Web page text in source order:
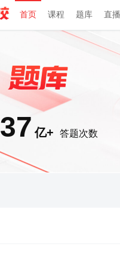
首页 课程 题库 直
37 亿+ 答题次数